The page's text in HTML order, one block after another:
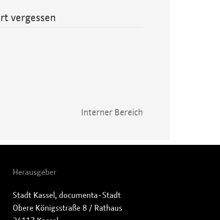
vergessen
Interner Bereich
Herausgeber
Stadt Kassel, documenta-Stadt
Obere Königsstraße 8 / Rathaus